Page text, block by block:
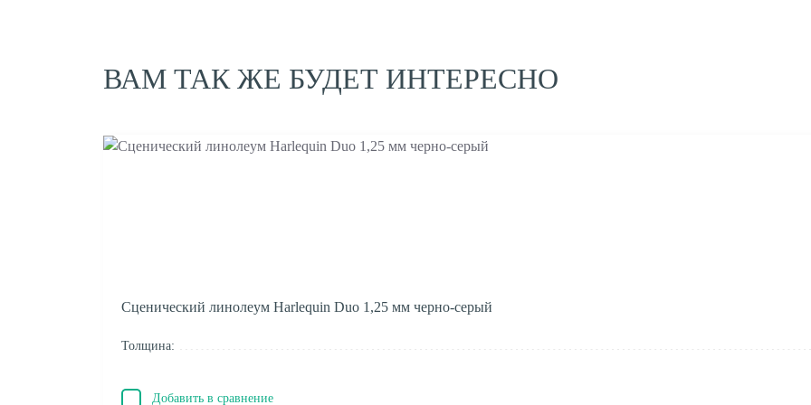
ВАМ ТАК ЖЕ БУДЕТ ИНТЕРЕСНО
Сценический линолеум Harlequin Duo 1,25 мм черно-серый
Толщина:
Добавить в сравнение